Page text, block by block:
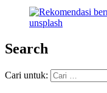
Search
Cari untuk: